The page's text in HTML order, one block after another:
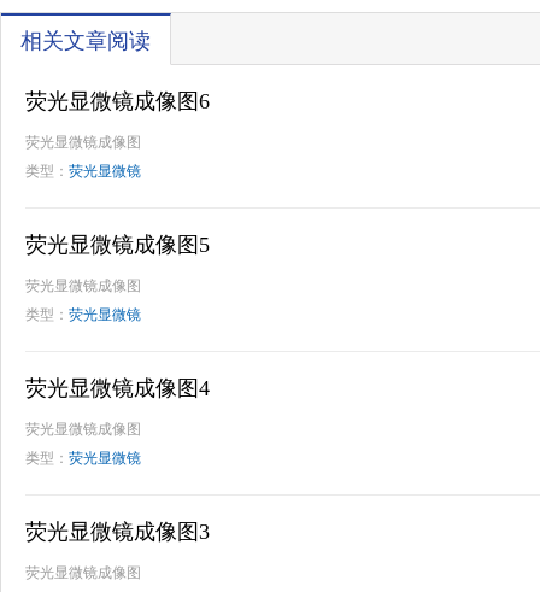
相关文章阅读
荧光显微镜成像图6
荧光显微镜成像图
类型： 荧光显微镜
荧光显微镜成像图5
荧光显微镜成像图
类型： 荧光显微镜
荧光显微镜成像图4
荧光显微镜成像图
类型： 荧光显微镜
荧光显微镜成像图3
荧光显微镜成像图